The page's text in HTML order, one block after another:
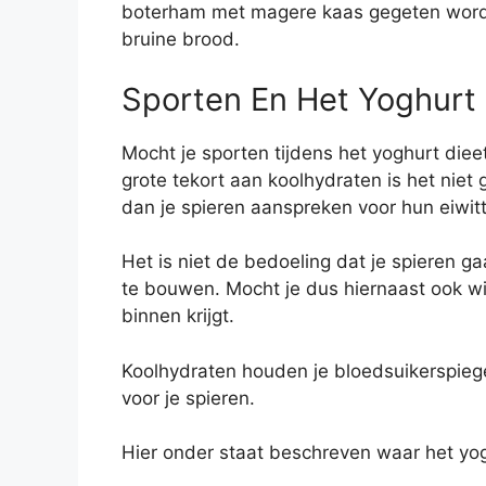
boterham met magere kaas gegeten
bruine brood.
Sporten En Het Yoghurt
Mocht je sporten tijdens het yoghurt
grote tekort aan koolhydraten is het niet
dan je spieren aanspreken voor hun
Het is niet de bedoeling dat je spieren
te bouwen. Mocht je dus hiernaast ook
binnen krijgt.
Koolhydraten houden je
voor je spieren.
Hier onder staat beschreven waar het